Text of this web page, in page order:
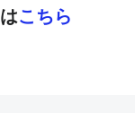
こちら